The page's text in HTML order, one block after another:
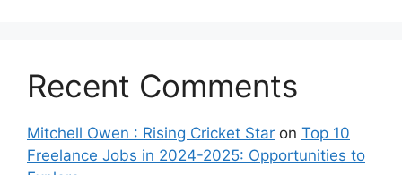
Recent Comments
Mitchell Owen : Rising Cricket Star on Top 10
Freelance Jobs in 2024-2025: Opportunities to